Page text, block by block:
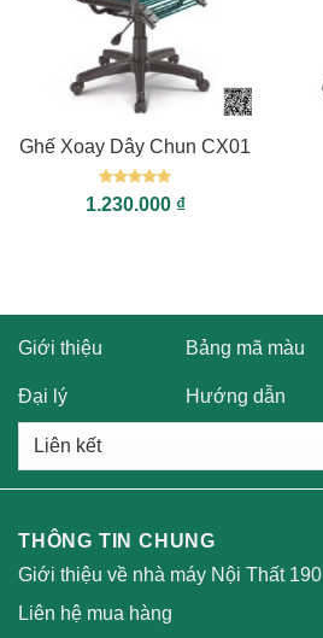
Ghế Xoay Dây Chun CX01
Được xếp
hạng55
1.230.000 ₫
Giới thiệu Bảng mã màu
Đại lý Hướng dẫn
THÔNG TIN CHUNG
Giới thiệu về nhà máy Nội Thất 190
Liên hệ mua hàng